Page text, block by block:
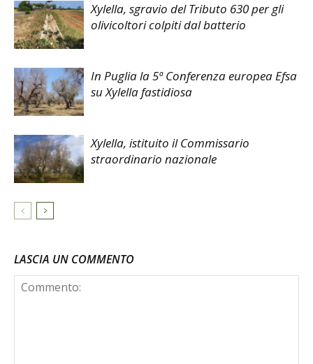
Xylella, sgravio del Tributo 630 per gli
olivicoltori colpiti dal batterio
In Puglia la 5ª Conferenza europea Efsa
su Xylella fastidiosa
Xylella, istituito il Commissario
straordinario nazionale
LASCIA UN COMMENTO